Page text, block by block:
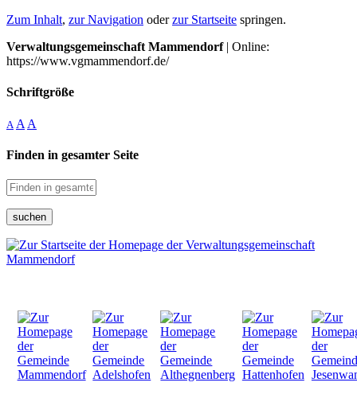
Zum Inhalt, zur Navigation oderzur Startseite springen.
Verwaltungsgemeinschaft Mammendorf| Online:
https://www.vgmammendorf.de/
Schriftgröße
A A A
Finden in gesamter Seite
suchen